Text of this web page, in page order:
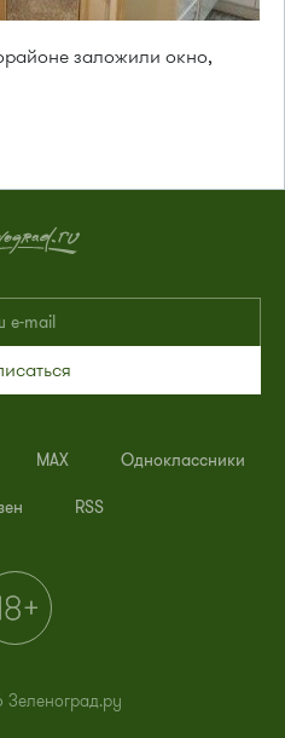
заложили окно,
MAX Одноклассники
RSS
Зеленоград.ру